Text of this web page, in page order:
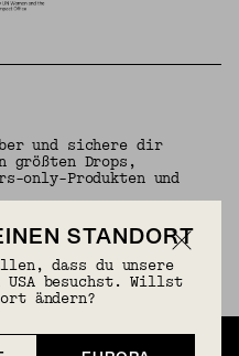
und sichere dir
größten Drops,
only-Produkten und
STANDORT
dass du unsere
USA besuchst. Willst
ändern?